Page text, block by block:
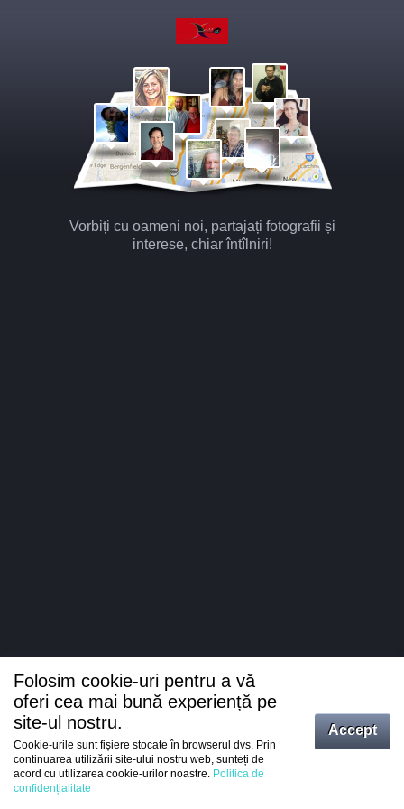
Vorbiți cu oameni noi, partajați fotografii și
interese, chiar întîlniri!
Intrați
Folosim cookie-uri pentru a vă
oferi cea mai bună experiență pe
site-ul nostru.
Cookie-urile sunt fișiere stocate în browserul dvs. Prin
continuarea utilizării site-ului nostru web, sunteți de
acord cu utilizarea cookie-urilor noastre. Politica de
confidențialitate
Accept